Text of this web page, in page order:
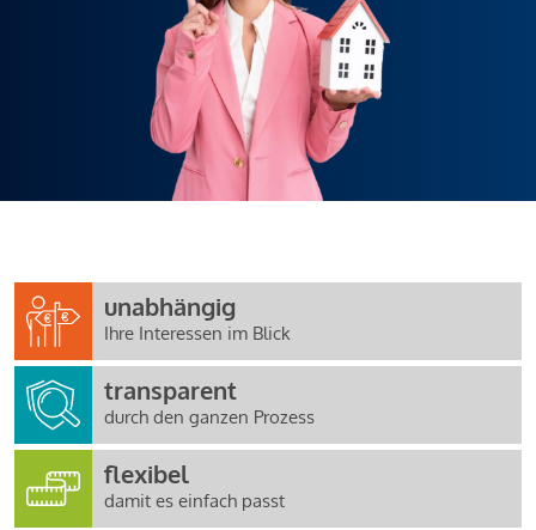
unabhängig
Ihre Interessen im Blick
transparent
durch den ganzen Prozess
flexibel
damit es einfach passt